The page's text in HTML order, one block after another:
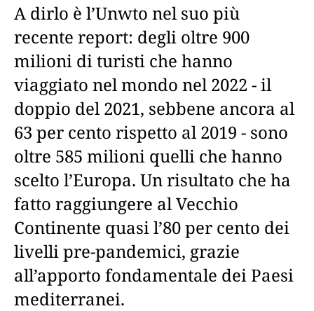
A dirlo è l’Unwto nel suo più
recente report: degli oltre 900
milioni di turisti che hanno
viaggiato nel mondo nel 2022 - il
doppio del 2021, sebbene ancora al
63 per cento rispetto al 2019 - sono
oltre 585 milioni quelli che hanno
scelto l’Europa. Un risultato che ha
fatto raggiungere al Vecchio
Continente quasi l’80 per cento dei
livelli pre-pandemici, grazie
all’apporto fondamentale dei Paesi
mediterranei.